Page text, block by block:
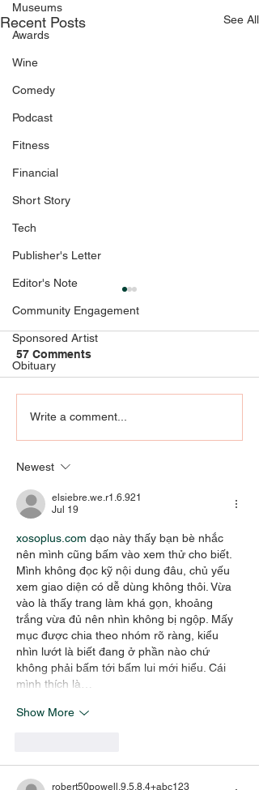
Museums
Awards
Wine
Comedy
Podcast
Fitness
Financial
Short Story
Tech
Publisher's Letter
Editor's Note
Community Engagement
Sponsored Artist
Obituary
Recent Posts See All
Community Engagement
EMOTIONS, AND
57 Comments
Write a comment...
Newest
elsiebre.we.r1.6.921
Jul 19
xosoplus.com dạo này thấy bạn bè nhắc
nên mình cũng bấm vào xem thử cho biết.
Mình không đọc kỹ nội dung đâu, chủ yếu
xem giao diện có dễ dùng không thôi. Vừa
vào là thấy trang làm khá gọn, khoảng
trắng vừa đủ nên nhìn không bị ngộp. Mấy
mục được chia theo nhóm rõ ràng, kiểu
nhìn lướt là biết đang ở phần nào chứ
không phải bấm tới bấm lui mới hiểu. Cái
mình thích là…
Show More
robert50powell.9.5.8.4+abc123